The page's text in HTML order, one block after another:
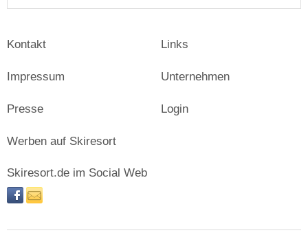
Kontakt
Impressum
Presse
Links
Unternehmen
Login
Werben auf Skiresort
Skiresort.de im Social Web
facebooknewsletter